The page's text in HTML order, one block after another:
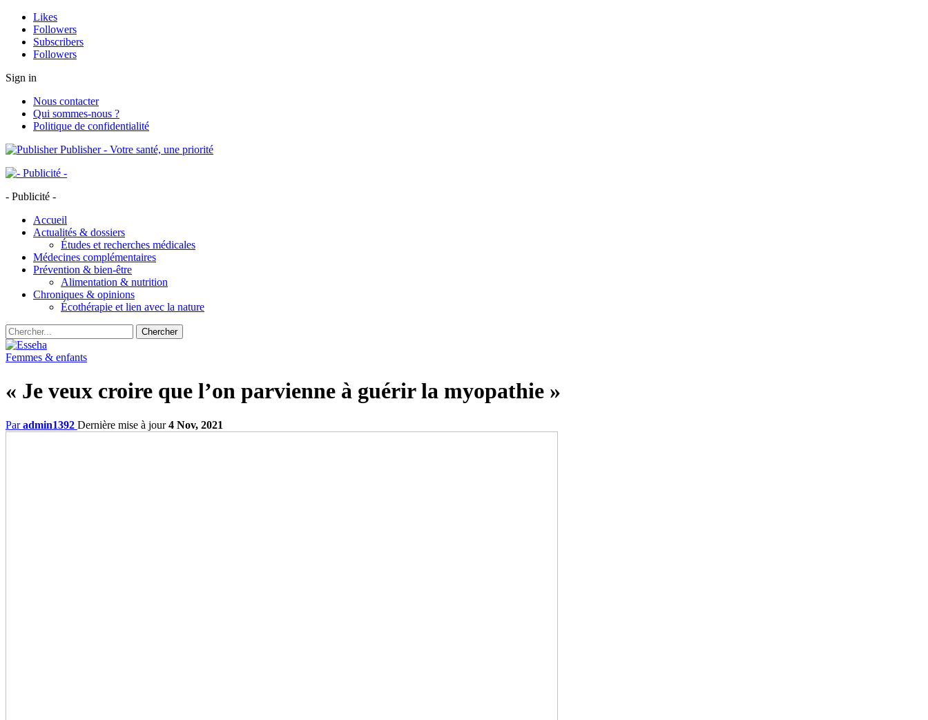
Likes
Followers
Subscribers
Followers
Sign in
Nous contacter
Qui sommes-nous ?
Politique de confidentialité
Publisher - Votre santé, une priorité
- Publicité -
Accueil
Actualités & dossiers
Études et recherches médicales
Médecines complémentaires
Prévention & bien-être
Alimentation & nutrition
Chroniques & opinions
Écothérapie et lien avec la nature
Femmes & enfants
« Je veux croire que l’on parvienne à guérir la myopathie »
Paradmin1392 Dernière mise à jour4 Nov, 2021